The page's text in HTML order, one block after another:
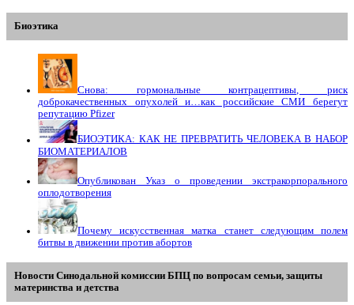
Биоэтика
Снова: гормональные контрацептивы, риск
доброкачественных опухолей и…как российские СМИ берегут
репутацию Pfizer
БИОЭТИКА: КАК НЕ ПРЕВРАТИТЬ ЧЕЛОВЕКА В НАБОР
БИОМАТЕРИАЛОВ
Опубликован Указ о проведении экстракорпорального
оплодотворения
Почему искусственная матка станет следующим полем
битвы в движении против абортов
Новости Синодальной комиссии БПЦ по вопросам семьи, защиты
материнства и детства